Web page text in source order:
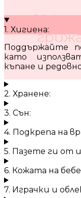
10
1. Хигиена:
Поддържайте
като
къпане и
2. Хранене:
3. Сън:
4. Подкрепа на
5. Пазете ги от
6. Кожата на
7. Играчки и